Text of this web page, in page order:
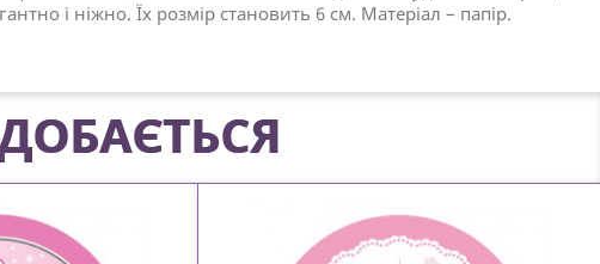
і ніжно. Їх розмір становить 6 см. Матеріал – папір.